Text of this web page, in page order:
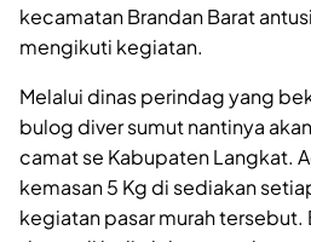
kecamatan Brandan Barat
mengikuti kegiatan.
Melalui dinas perindag yang
bulog diver sumut nantinya
camat se Kabupaten Langkat.
kemasan 5 Kg di sediakan
kegiatan pasar murah tersebut.